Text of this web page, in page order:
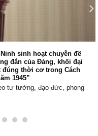
sinh hoạt chuyên đề
đắn của Đảng, khối đại
đúng thời cơ trong Cách
1945”
tư tưởng, đạo đức, phong